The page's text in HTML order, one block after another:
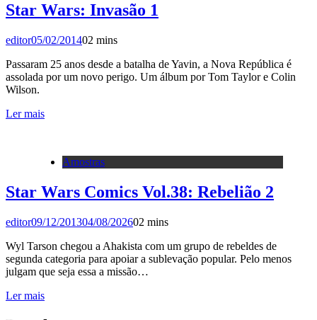
Star Wars: Invasão 1
editor05/02/201402 mins
Passaram 25 anos desde a batalha de Yavin, a Nova República é
assolada por um novo perigo. Um álbum por Tom Taylor e Colin
Wilson.
Ler mais
Amostras
Star Wars Comics Vol.38: Rebelião 2
editor09/12/201304/08/202602 mins
Wyl Tarson chegou a Ahakista com um grupo de rebeldes de
segunda categoria para apoiar a sublevação popular. Pelo menos
julgam que seja essa a missão…
Ler mais